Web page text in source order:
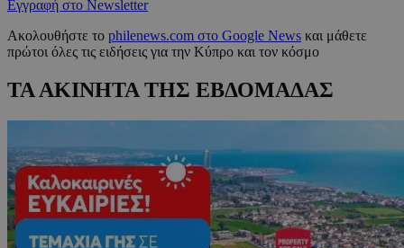
Εγγραφή στο Newsletter
Ακολουθήστε το philenews.com στο Google News και μάθετε
πρώτοι όλες τις ειδήσεις για την Κύπρο και τον κόσμο
ΤΑ ΑΚΙΝΗΤΑ ΤΗΣ ΕΒΔΟΜΑΔΑΣ